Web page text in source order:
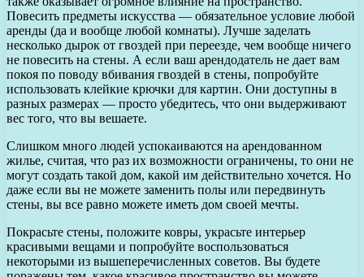
Повесить предметы искусства — обязательное условие любой
аренды (да и вообще любой комнаты). Лучше заделать
несколько дырок от гвоздей при переезде, чем вообще ничего
не повесить на стены. А если ваш арендодатель не дает вам
покоя по поводу вбивания гвоздей в стены, попробуйте
использовать клейкие крючки для картин. Они доступны в
разных размерах — просто убедитесь, что они выдерживают
вес того, что вы вешаете.
Слишком много людей успокаиваются на арендованном
жилье, считая, что раз их возможности ограничены, то они не
могут создать такой дом, какой им действительно хочется. Но
даже если вы не можете заменить полы или передвинуть
стены, вы все равно можете иметь дом своей мечты.
Покрасьте стены, положите ковры, украсьте интерьер
красивыми вещами и попробуйте воспользоваться
некоторыми из вышеперечисленных советов. Вы будете